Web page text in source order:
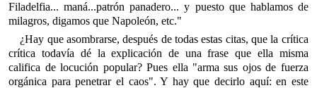
Filadelfia... maná...patrón panadero... y puesto que hablamos de
milagros, digamos que Napoleón, etc."
¿Hay que asombrarse, después de todas estas citas, que la crítica
crítica todavía dé la explicación de una frase que ella misma
califica de locución popular? Pues ella "arma sus ojos de fuerza
orgánica para penetrar el caos". Y hay que decirlo aquí: en este